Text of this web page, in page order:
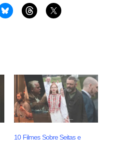
10 Filmes Sobre Seitas e